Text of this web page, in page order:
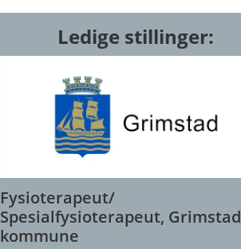
Ledige stillinger:
Fysioterapeut/
Spesialfysioterapeut, Grimstad
kommune